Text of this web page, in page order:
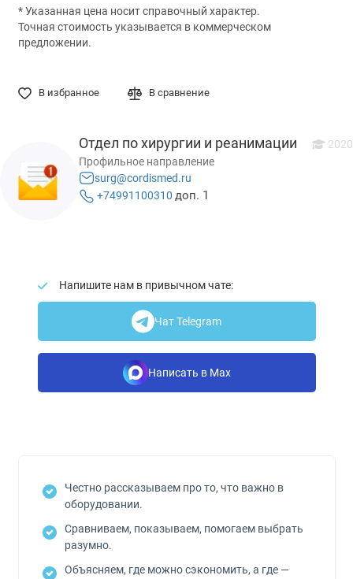
* Указанная цена носит справочный характер.
Точная стоимость указывается в коммерческом
предложении.
В избранное В сравнение
Отдел по хирургии и реанимации 2020
Профильное направление
surg@cordismed.ru
+74991100310 доп. 1
Напишите нам в привычном чате:
Чат Telegram
Написать в Max
Честно рассказываем про то, что важно в
оборудовании.
Сравниваем, показываем, помогаем выбрать
разумно.
Объясняем, где можно сэкономить, а где —